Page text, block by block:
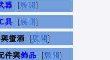
器
展開
具
展開
蜜酒
展開
件與飾品 展開